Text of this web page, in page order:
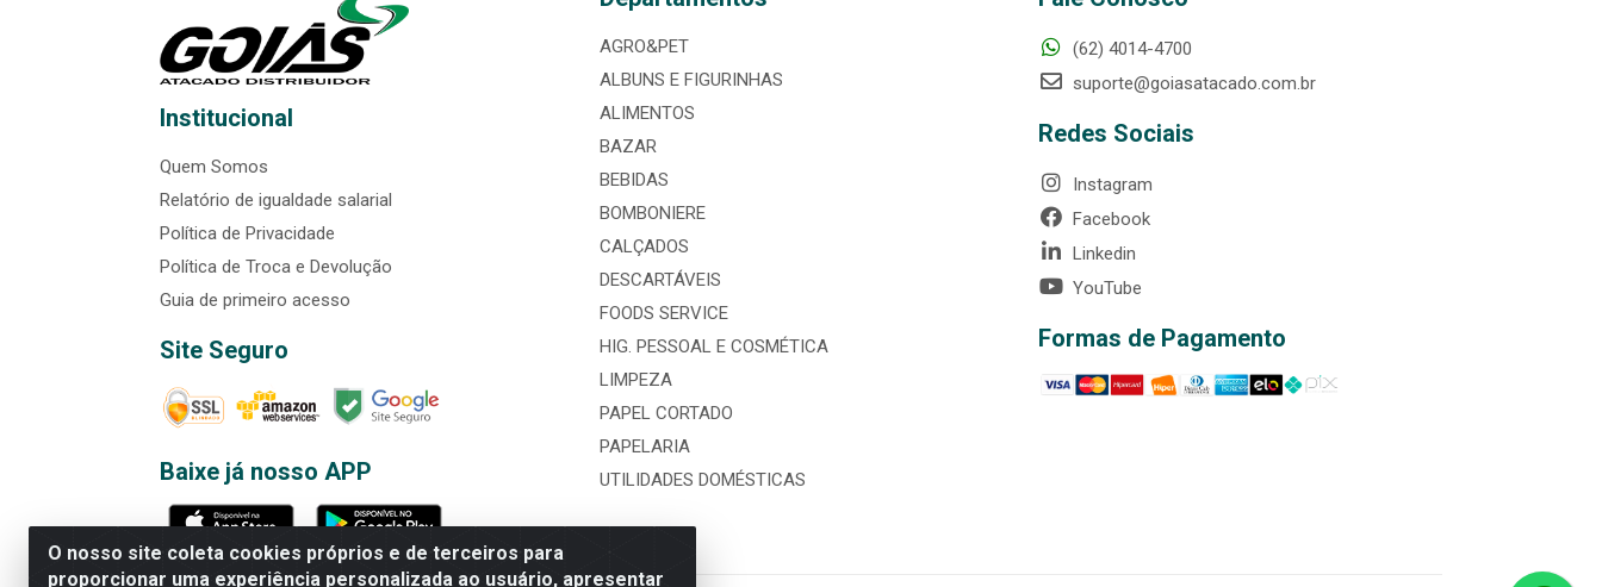
O nosso site coleta cookies próprios e de terceiros para
proporcionar uma experiência personalizada ao usuário, apresentar
Institucional
Quem Somos
Relatório de igualdade salarial
Política de Privacidade
Política de Troca e Devolução
Guia de primeiro acesso
Site Seguro
Baixe já nosso APP
AGRO&PET
ALBUNS E FIGURINHAS
ALIMENTOS
BAZAR
BEBIDAS
BOMBONIERE
CALÇADOS
DESCARTÁVEIS
FOODS SERVICE
HIG. PESSOAL E COSMÉTICA
LIMPEZA
PAPEL CORTADO
PAPELARIA
UTILIDADES DOMÉSTICAS
(62) 4014-4700
suporte@goiasatacado.com.br
Redes Sociais
Instagram
Facebook
Linkedin
YouTube
Formas de Pagamento